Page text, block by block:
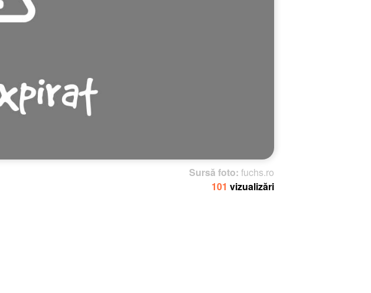
Sursă foto:fuchs.ro
101 vizualizări